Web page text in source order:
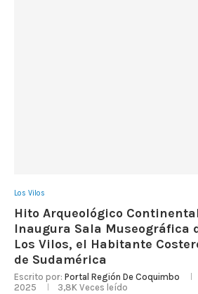
Los Vilos
Hito Arqueológico
Inaugura Sala Museográfica
Los Vilos, el Habitante
de Sudamérica
Escrito por: Portal Región De Coquimbo
2025
3,8K Veces leído